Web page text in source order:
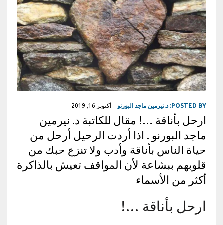
POSTED BY: د.نيرمين ماجد البورنو أكتوبر 16, 2019
ارحل بأناقة …! مقال للكاتبة د. نيرمين
ماجد البورنو . اذا أردت الرحيل أرحل من
حياة الناس بأناقة وأدب ولا تنزع حبك من
قلوبهم ببشاعة لأن المواقف تعيش بالذاكرة
أكثر من الأسماء
ارحل بأناقة …!